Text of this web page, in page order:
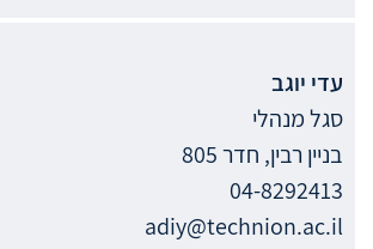
עדי יוגב
סגל מנהלי
בניין רבין, חדר 805
04-8292413
adiy@technion.ac.il